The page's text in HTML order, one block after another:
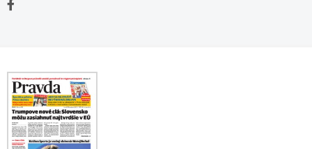
Stavebné pozemky